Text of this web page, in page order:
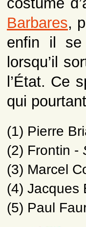
Barbares,
enfin il se
lorsqu’il
l’État. Ce
qui
(1) Pierre
(2) Frontin -
(3) Marcel
(4) Jacques
(5) Paul